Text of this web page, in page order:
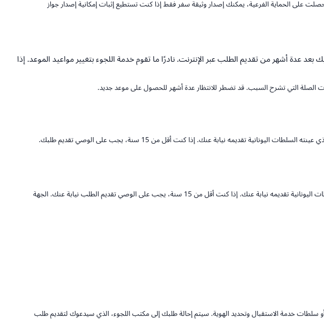
على الحماية الفرعية، يمكنك إصدار وثيقة سفر فقط إذا كنت تستطيع إثبات إمكانية إصدار جواز
أشهر من تقديم الطلب عبر الإنترنت. نادرًا ما تقوم خدمة اللجوء بتغيير مواعيد الموعد. إذا
الصلة التي تشرح السبب. قد تضطر للانتظار عدة أشهر للحصول على موعد جديد.
إذا كنت في اليونان بدون عائلتك وعمرك بين 15 و18 سنة، يمكنك تقديم طلبك شخصيًا، أو يمكن للوصي الذي عينته السلطات اليونانية تقديمه نيابة عنك. إذا كنت أقل من 15 سنة، يجب على الوصي تقديم الطلب نيابة عنك. الجهة
سلطات خدمة الاستقبال وتحديد الهوية. سيتم إحالة طلبك إلى مكتب اللجوء، الذي سيدعوك لتقديم طلب